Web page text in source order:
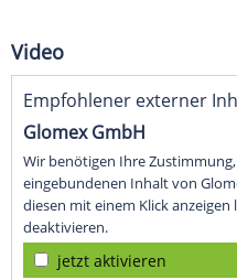
Video
Empfohlener externer
Glomex GmbH
Wir benötigen Ihre
eingebundenen Inhalt von
diesen mit einem Klick
deaktivieren.
jetzt aktivieren